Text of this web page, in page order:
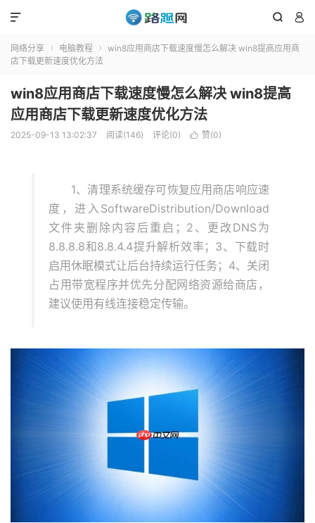
 

网络分享  电脑教程 
win8应用商店下载速度慢怎么解决 win8提高应用商
店下载更新速度优化方法
win8应用商店下载速度慢怎么解决 win8提高
应用商店下载更新速度优化方法
2025-09-13 13:02:37 阅读(146) 评论(0)  赞(0)
1、清理系统缓存可恢复应用商店响应速
度，进入SoftwareDistribution/Download
文件夹删除内容后重启；2、更改DNS为
8.8.8.8和8.8.4.4提升解析效率；3、下载时
启用休眠模式让后台持续运行任务；4、关闭
占用带宽程序并优先分配网络资源给商店，
建议使用有线连接稳定传输。